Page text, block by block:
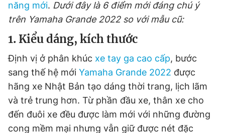
năng mới. Dưới đây là 6 điểm mới đáng chú ý
trên Yamaha Grande 2022 so với mẫu cũ:
1. Kiểu dáng, kích thước
Định vị ở phân khúc xe tay ga cao cấp, bước
sang thế hệ mới Yamaha Grande 2022 được
hãng xe Nhật Bản tạo dáng thời trang, lịch lãm
và trẻ trung hơn. Từ phần đầu xe, thân xe cho
đến đuôi xe đều được làm mới với những đường
cong mềm mại nhưng vẫn giữ được nét đặc